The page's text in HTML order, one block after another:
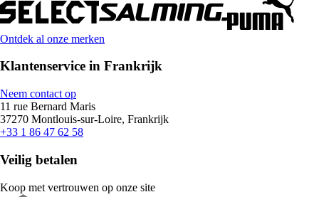
Ontdek al onze merken
Klantenservice in Frankrijk
Neem contact op
11 rue Bernard Maris
37270 Montlouis-sur-Loire, Frankrijk
+33 1 86 47 62 58
Veilig betalen
Koop met vertrouwen op onze site